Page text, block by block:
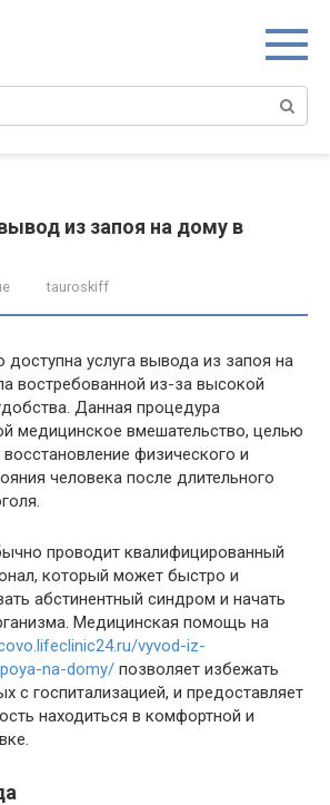
из запоя на дому в
tauroskiff
услуга вывода из запоя на
востребованной из-за высокой
Данная процедура
медицинское вмешательство, целью
физического и
человека после длительного
проводит квалифицированный
который может быстро и
абстинентный синдром и начать
Медицинская помощь на
vyvod-iz-
na-domy/ позволяет избежать
с госпитализацией, и предоставляет
находиться в комфортной и